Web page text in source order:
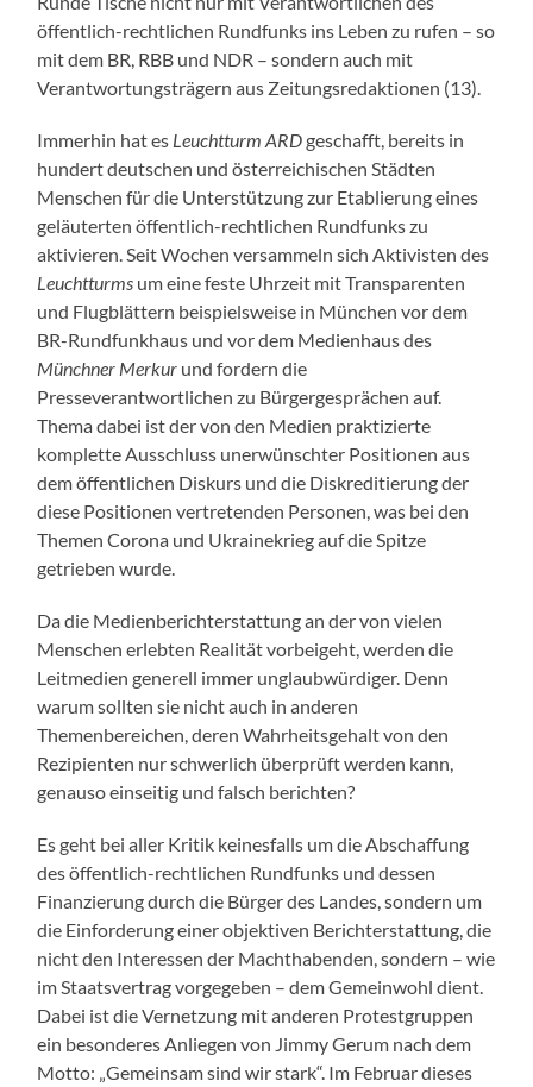
öffentlich-rechtlichen Rundfunks ins Leben zu rufen – so
mit dem BR, RBB und NDR – sondern auch mit
Verantwortungsträgern aus Zeitungsredaktionen (13).
Immerhin hat es Leuchtturm ARDgeschafft, bereits in
hundert deutschen und österreichischen Städten
Menschen für die Unterstützung zur Etablierung eines
geläuterten öffentlich-rechtlichen Rundfunks zu
aktivieren. Seit Wochen versammeln sich Aktivisten des
Leuchtturms um eine feste Uhrzeit mit Transparenten
und Flugblättern beispielsweise in München vor dem
BR-Rundfunkhaus und vor dem Medienhaus des
Münchner Merkur und fordern die
Presseverantwortlichen zu Bürgergesprächen auf.
Thema dabei ist der von den Medien praktizierte
komplette Ausschluss unerwünschter Positionen aus
dem öffentlichen Diskurs und die Diskreditierung der
diese Positionen vertretenden Personen, was bei den
Themen Corona und Ukrainekrieg auf die Spitze
getrieben wurde.
Da die Medienberichterstattung an der von vielen
Menschen erlebten Realität vorbeigeht, werden die
Leitmedien generell immer unglaubwürdiger. Denn
warum sollten sie nicht auch in anderen
Themenbereichen, deren Wahrheitsgehalt von den
Rezipienten nur schwerlich überprüft werden kann,
genauso einseitig und falsch berichten?
Es geht bei aller Kritik keinesfalls um die Abschaffung
des öffentlich-rechtlichen Rundfunks und dessen
Finanzierung durch die Bürger des Landes, sondern um
die Einforderung einer objektiven Berichterstattung, die
nicht den Interessen der Machthabenden, sondern – wie
im Staatsvertrag vorgegeben – dem Gemeinwohl dient.
Dabei ist die Vernetzung mit anderen Protestgruppen
ein besonderes Anliegen von Jimmy Gerum nach dem
Motto: „Gemeinsam sind wir stark“. Im Februar dieses